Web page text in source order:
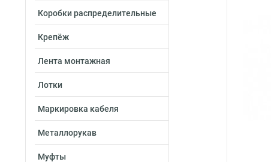
Коробки распределительные
Крепёж
Лента монтажная
Лотки
Маркировка кабеля
Металлорукав
Муфты